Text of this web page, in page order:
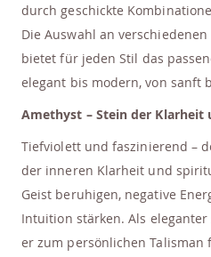
durch geschickte
Die Auswahl an
bietet für jeden Stil das
elegant bis modern, von sanft
Amethyst – Stein der
Tiefviolett und faszinierend –
der inneren Klarheit und
Geist beruhigen, negative
Intuition stärken. Als
er zum persönlichen